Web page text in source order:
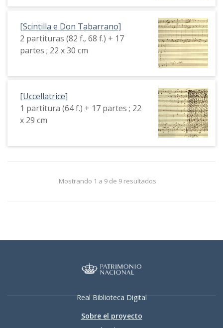
[Scintilla e Don Tabarrano]
2 partituras (82 f., 68 f.) + 17
partes ; 22 x 30 cm
[Uccellatrice]
1 partitura (64 f.) + 17 partes ; 22
x 29 cm
Mostrando 1 a 9 de 9 resultados
Real Biblioteca Digital
Sobre el proyecto